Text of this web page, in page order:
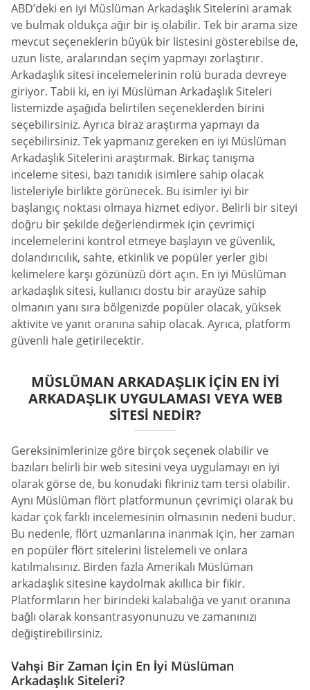
ABD’deki en iyi Müslüman Arkadaşlık Sitelerini aramak
ve bulmak oldukça ağır bir iş olabilir. Tek bir arama size
mevcut seçeneklerin büyük bir listesini gösterebilse de,
uzun liste, aralarından seçim yapmayı zorlaştırır.
Arkadaşlık sitesi incelemelerinin rolü burada devreye
giriyor. Tabii ki, en iyi Müslüman Arkadaşlık Siteleri
listemizde aşağıda belirtilen seçeneklerden birini
seçebilirsiniz. Ayrıca biraz araştırma yapmayı da
seçebilirsiniz. Tek yapmanız gereken en iyi Müslüman
Arkadaşlık Sitelerini araştırmak. Birkaç tanışma
inceleme sitesi, bazı tanıdık isimlere sahip olacak
listeleriyle birlikte görünecek. Bu isimler iyi bir
başlangıç noktası olmaya hizmet ediyor. Belirli bir siteyi
doğru bir şekilde değerlendirmek için çevrimiçi
incelemelerini kontrol etmeye başlayın ve güvenlik,
dolandırıcılık, sahte, etkinlik ve popüler yerler gibi
kelimelere karşı gözünüzü dört açın. En iyi Müslüman
arkadaşlık sitesi, kullanıcı dostu bir arayüze sahip
olmanın yanı sıra bölgenizde popüler olacak, yüksek
aktivite ve yanıt oranına sahip olacak. Ayrıca, platform
güvenli hale getirilecektir.
MÜSLÜMAN ARKADAŞLIK İÇIN EN İYI
ARKADAŞLIK UYGULAMASI VEYA WEB
SITESI NEDIR?
Gereksinimlerinize göre birçok seçenek olabilir ve
bazıları belirli bir web sitesini veya uygulamayı en iyi
olarak görse de, bu konudaki fikriniz tam tersi olabilir.
Aynı Müslüman flört platformunun çevrimiçi olarak bu
kadar çok farklı incelemesinin olmasının nedeni budur.
Bu nedenle, flört uzmanlarına inanmak için, her zaman
en popüler flört sitelerini listelemeli ve onlara
katılmalısınız. Birden fazla Amerikalı Müslüman
arkadaşlık sitesine kaydolmak akıllıca bir fikir.
Platformların her birindeki kalabalığa ve yanıt oranına
bağlı olarak konsantrasyonunuzu ve zamanınızı
değiştirebilirsiniz.
Vahşi Bir Zaman İçin En İyi Müslüman
Arkadaşlık Siteleri?